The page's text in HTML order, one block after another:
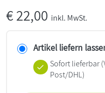
€22,00 inkl. MwSt.
Artikel liefern
Sofort lieferbar
Post/DHL)